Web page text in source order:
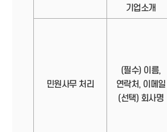
기업소개
민원사무 처리
(필수) 이름,
연락처, 이메일
(선택) 회사명